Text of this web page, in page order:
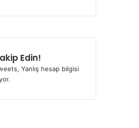
Edin!
Yanlış hesap bilgisi